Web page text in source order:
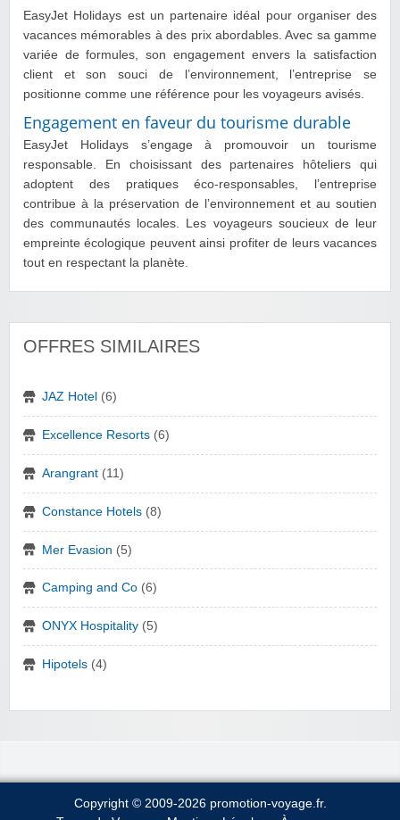
EasyJet Holidays est un partenaire idéal pour organiser des
vacances mémorables à des prix abordables. Avec sa gamme
variée de formules, son engagement envers la satisfaction
client et son souci de l’environnement, l’entreprise se
positionne comme une référence pour les voyageurs avisés.
Engagement en faveur du tourisme durable
EasyJet Holidays s’engage à promouvoir un tourisme
responsable. En choisissant des partenaires hôteliers qui
adoptent des pratiques éco-responsables, l’entreprise
contribue à la préservation de l’environnement et au soutien
des communautés locales. Les voyageurs soucieux de leur
empreinte écologique peuvent ainsi profiter de leurs vacances
tout en respectant la planète.
OFFRES SIMILAIRES
JAZ Hotel (6)
Excellence Resorts (6)
Arangrant (11)
Constance Hotels (8)
Mer Evasion (5)
Camping and Co (6)
ONYX Hospitality (5)
Hipotels (4)
Copyright © 2009-2026 promotion-voyage.fr.